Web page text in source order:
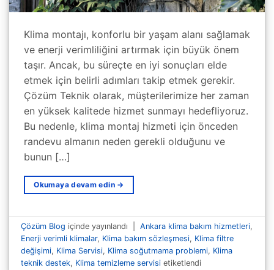
Klima montajı, konforlu bir yaşam alanı sağlamak
ve enerji verimliliğini artırmak için büyük önem
taşır. Ancak, bu süreçte en iyi sonuçları elde
etmek için belirli adımları takip etmek gerekir.
Çözüm Teknik olarak, müşterilerimize her zaman
en yüksek kalitede hizmet sunmayı hedefliyoruz.
Bu nedenle, klima montaj hizmeti için önceden
randevu almanın neden gerekli olduğunu ve
bunun […]
Okumaya devam edin →
Çözüm Blog içinde yayınlandı Ankara klima bakım hizmetleri,
Enerji verimli klimalar, Klima bakım sözleşmesi, Klima filtre
değişimi, Klima Servisi, Klima soğutmama problemi, Klima
teknik destek, Klima temizleme servisi etiketlendi